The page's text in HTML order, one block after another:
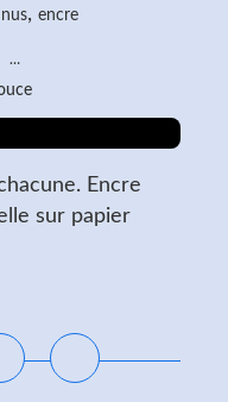
, encre
…
Encre
sur papier